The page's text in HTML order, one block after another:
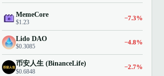
MemeCore
$1.23
−7.3%
Lido DAO
$0.3085
−4.8%
币安人生 (BinanceLife)
$0.6848
−2.7%